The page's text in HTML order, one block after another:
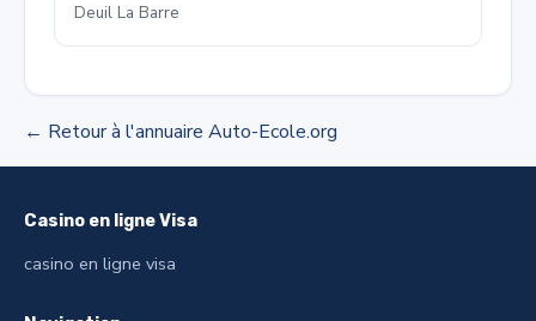
Deuil La Barre
← Retour à l'annuaire Auto-Ecole.org
Casino en ligne Visa
casino en ligne visa